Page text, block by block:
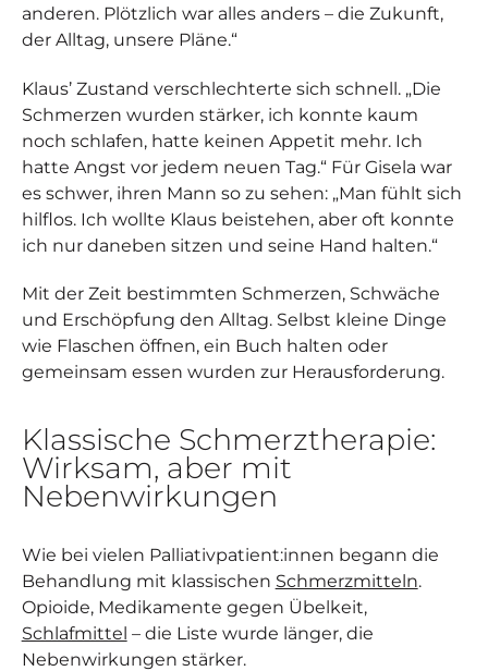
anderen. Plötzlich war alles anders – die Zukunft,
der Alltag, unsere Pläne.“
Klaus’ Zustand verschlechterte sich schnell. „Die
Schmerzen wurden stärker, ich konnte kaum
noch schlafen, hatte keinen Appetit mehr. Ich
hatte Angst vor jedem neuen Tag.“ Für Gisela war
es schwer, ihren Mann so zu sehen: „Man fühlt sich
hilflos. Ich wollte Klaus beistehen, aber oft konnte
ich nur daneben sitzen und seine Hand halten.“
Mit der Zeit bestimmten Schmerzen, Schwäche
und Erschöpfung den Alltag. Selbst kleine Dinge
wie Flaschen öffnen, ein Buch halten oder
gemeinsam essen wurden zur Herausforderung.
Klassische Schmerztherapie:
Wirksam, aber mit
Nebenwirkungen
Wie bei vielen Palliativpatient:innen begann die
Behandlung mit klassischen Schmerzmitteln.
Opioide, Medikamente gegen Übelkeit,
Schlafmittel – die Liste wurde länger, die
Nebenwirkungen stärker.